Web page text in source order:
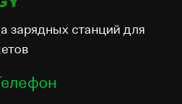
зарядных станций для
Телефон